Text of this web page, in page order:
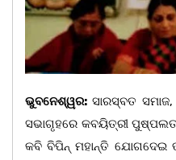
ଭୁବନେଶ୍ୱର: ସାରସ୍ବତ
ସଭାଗୃହରେ କବୟିତ୍ରୀ
କବି ବିପିନ୍ ମହାନ୍ତି ଯୋଗଦେଇ